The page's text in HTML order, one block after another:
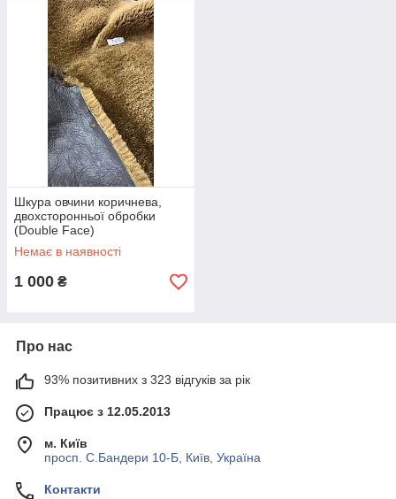
Шкура овчини коричнева,
двохсторонньої обробки
(Double Face)
Немає в наявності
1 000 ₴
Про нас
93% позитивних з 323 відгуків за рік
Працює з 12.05.2013
м. Київ
просп. С.Бандери 10-Б, Київ, Україна
Контакти